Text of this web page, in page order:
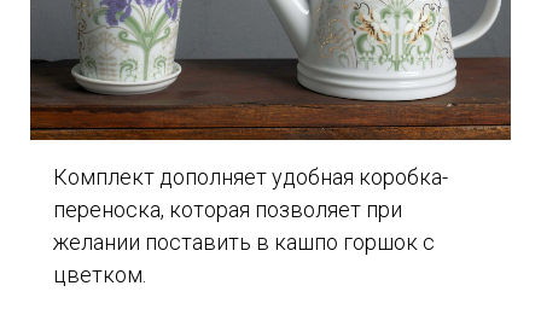
Комплект дополняет удобная коробка-
переноска, которая позволяет при
желании поставить в кашпо горшок с
цветком.